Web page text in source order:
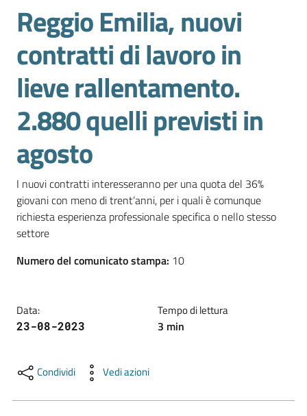
Gestire
l'impresa
Promuovere
l'impresa
e
il
territorio
Tutelare
l'Impresa
Consumatore
in
Salta al contenuto
Reggio Emilia, nuovi
contratti di lavoro in
lieve rallentamento.
2.880 quelli previsti in
agosto
I nuovi contratti interesseranno per una quota del 36%
giovani con meno di trent’anni, per i quali è comunque
richiesta esperienza professionale specifica o nello stesso
settore
Numero del comunicato stampa: 10
Data:
23-08-2023
Tempo di lettura
3 min
Condividi Vedi azioni